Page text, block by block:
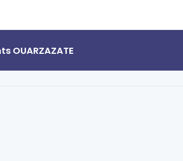
OUARZAZATE